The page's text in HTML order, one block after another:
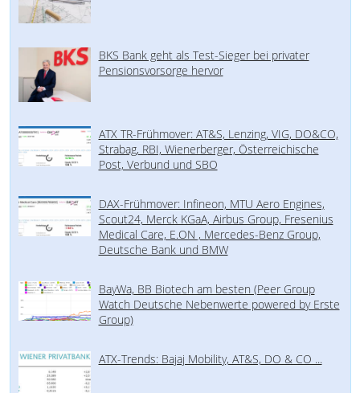
BKS Bank geht als Test-Sieger bei privater
Pensionsvorsorge hervor
ATX TR-Frühmover: AT&S, Lenzing, VIG, DO&CO,
Strabag, RBI, Wienerberger, Österreichische
Post, Verbund und SBO
DAX-Frühmover: Infineon, MTU Aero Engines,
Scout24, Merck KGaA, Airbus Group, Fresenius
Medical Care, E.ON , Mercedes-Benz Group,
Deutsche Bank und BMW
BayWa, BB Biotech am besten (Peer Group
Watch Deutsche Nebenwerte powered by Erste
Group)
ATX-Trends: Bajaj Mobility, AT&S, DO & CO ...